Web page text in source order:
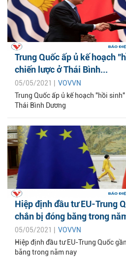
Trung Quốc ấp ủ kế hoạch
chiến lược ở Thái Bình...
05/05/2021 | VOVVN
Trung Quốc ấp ủ kế hoạch "hồi
Thái Bình Dương
Hiệp định đầu tư EU-Trung
chắn bị đóng băng trong
05/05/2021 | VOVVN
Hiệp định đầu tư EU-Trung Quốc
băng trong năm nay